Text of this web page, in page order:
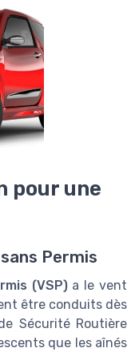
pour une
Permis
(VSP)a le vent
être conduits dès
Sécurité Routière
que les aînés